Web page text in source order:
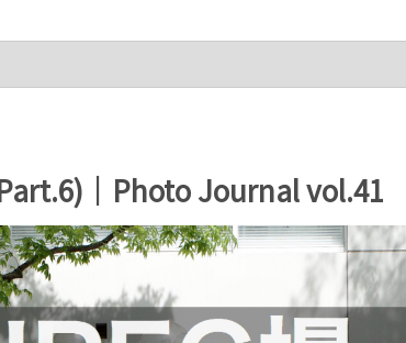
｜Photo Journal vol.41